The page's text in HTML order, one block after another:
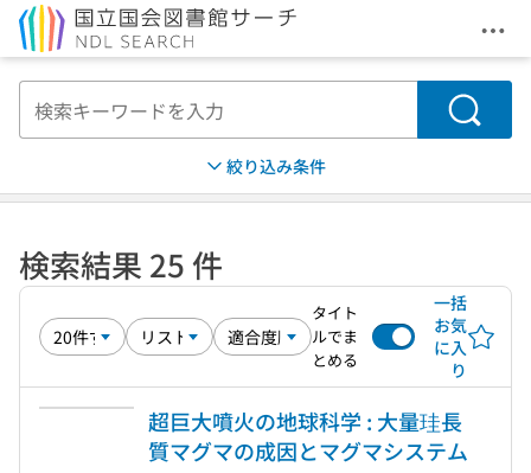
メ
検索
絞り込み条件
検索結果 25 件
タイト
ルでま
とめる
一括
お気
に入
り
超巨大噴火の地球科学 : 大量珪長
質マグマの成因とマグマシステム